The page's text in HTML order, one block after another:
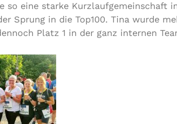
so eine starke Kurzlaufgemeinschaft
Sprung in die Top100. Tina wurde
Platz 1 in der ganz internen